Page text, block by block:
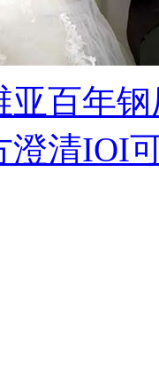
亚百年
澄清IOI